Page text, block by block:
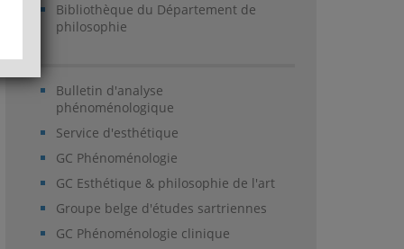
Bibliothèque du Département de
philosophie
Bulletin d'analyse
phénoménologique
Service d'esthétique
GC Phénoménologie
GC Esthétique & philosophie de l'art
Groupe belge d'études sartriennes
GC Phénoménologie clinique